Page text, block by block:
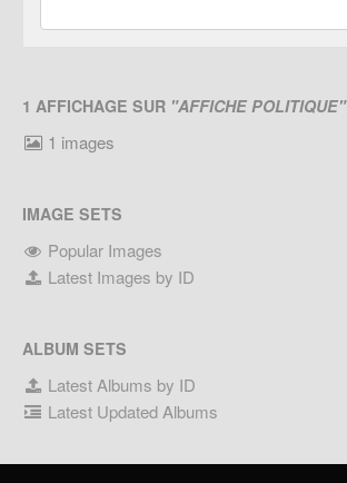
1 AFFICHAGE SUR "AFFICHE POLITIQUE"
1 images
IMAGE SETS
Popular Images
Latest Images by ID
ALBUM SETS
Latest Albums by ID
Latest Updated Albums